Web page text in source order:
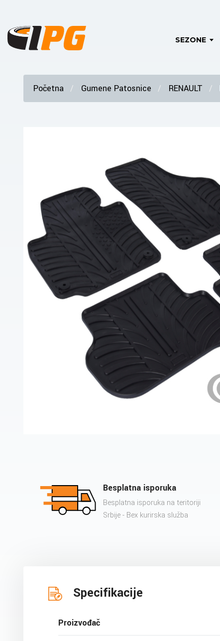
SEZONE
Početna Gumene Patosnice RENAULT
Besplatna isporuka
Besplatna isporuka na teritoriji
Srbije - Bex kurirska služba
Specifikacije
Proizvođač